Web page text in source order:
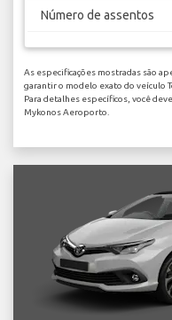
Número de assentos
As especificações mostradas são
garantir o modelo exato do veículo
Para detalhes específicos, você
Mykonos Aeroporto.